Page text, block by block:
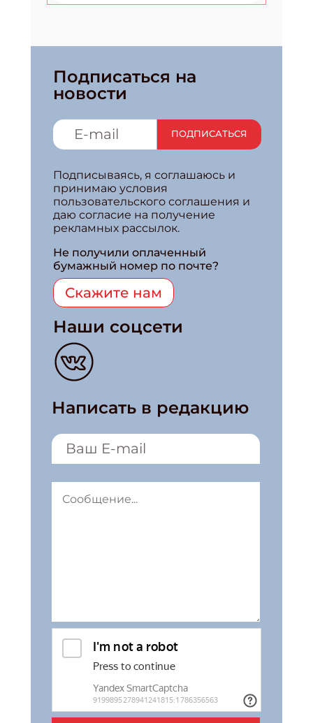
Подписаться на
новости
ПОДПИСАТЬСЯ
Подписываясь, я соглашаюсь и
принимаю условия
пользовательского соглашения и
даю согласие на получение
рекламных рассылок.
Не получили оплаченный
бумажный номер по почте?
Скажите нам
Наши соцсети
Написать в редакцию